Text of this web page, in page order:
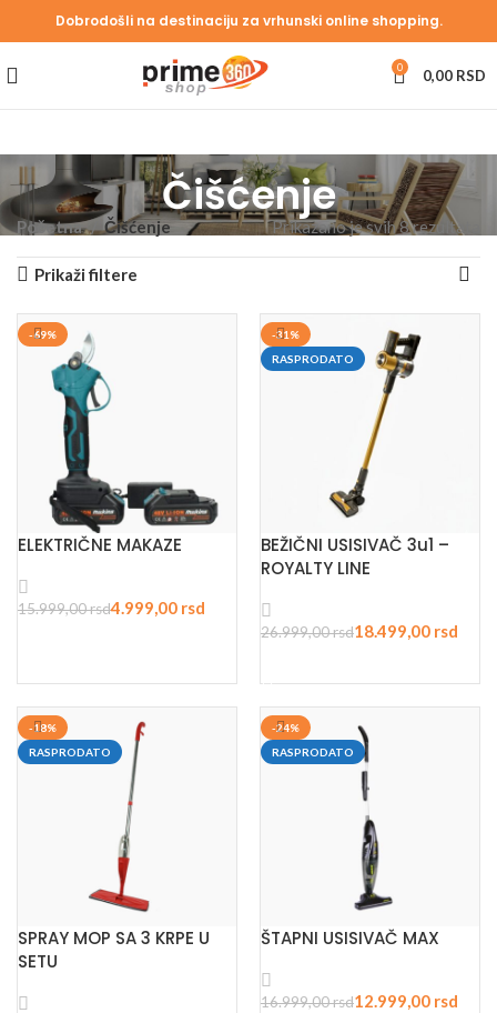
Dobrodošli na destinaciju za vrhunski online shopping.
0 0,00 RSD
Čišćenje
Početna Čišćenje Prikazano je svih 8 rezultata
Prikaži filtere
-69%
ELEKTRIČNE MAKAZE
15.999,00rsd4.999,00 rsd
-31%
RASPRODATO
BEŽIČNI USISIVAČ 3u1 –
ROYALTY LINE
26.999,00rsd18.499,00 rsd
-18%
RASPRODATO
SPRAY MOP SA 3 KRPE U
SETU
-24%
RASPRODATO
ŠTAPNI USISIVAČ MAX
16.999,00rsd12.999,00 rsd